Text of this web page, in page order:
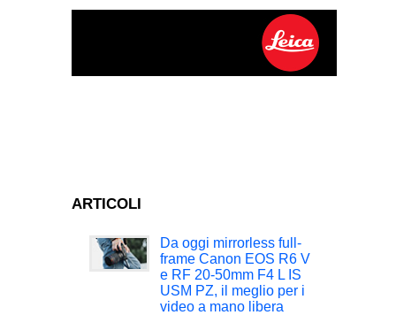
ARTICOLI
Da oggi mirrorless full-
frame Canon EOS R6 V
e RF 20-50mm F4 L IS
USM PZ, il meglio per i
video a mano libera